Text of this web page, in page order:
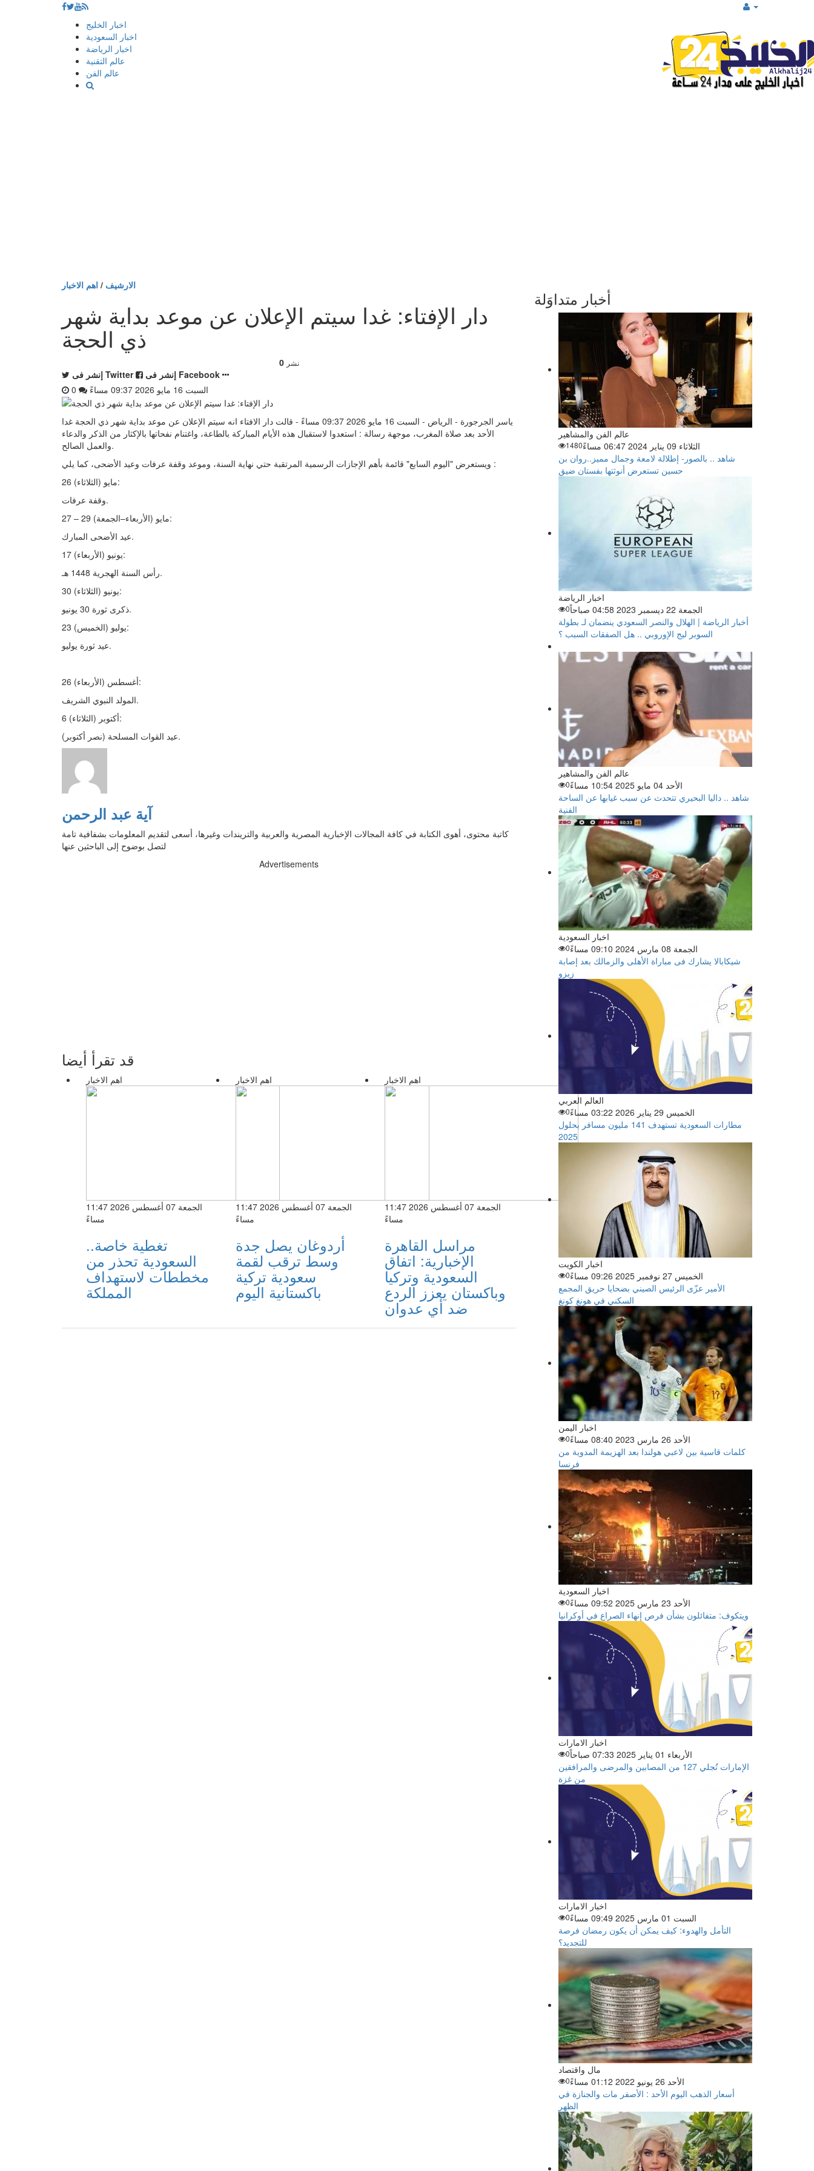
إذهب
المحتوى
اخبار الخليج
اخبار السعودية
اخبار الرياضة
عالم التقنية
عالم الفن
الارشيف / اهم الاخبار
دار الإفتاء: غدا سيتم الإعلان عن موعد بداية شهر
ذي الحجة
0 نشر
إنشر فى Twitter
إنشر فى Facebook
السبت 16 مايو 2026 09:37 مساءً
ياسر الجرجورة - الرياض - السبت 16 مايو 2026 09:37 مساءً - قالت دار الافتاء انه سيتم الإعلان عن موعد بداية شهر ذي الحجة غدا
الأحد بعد صلاة المغرب، موجهة رسالة : استعدوا لاستقبال هذه الأيام المباركة بالطاعة، واغتنام نفحاتها بالإكثار من الذكر والدعاء
والعمل الصالح.
ويستعرض "اليوم السابع" قائمة بأهم الإجازات الرسمية المرتقبة حتي نهاية السنة، وموعد وقفة عرفات وعيد الأضحى، كما يلي :
26 مايو (الثلاثاء):
وقفة عرفات.
27 – 29 مايو (الأربعاء–الجمعة):
عيد الأضحى المبارك.
17 يونيو (الأربعاء):
رأس السنة الهجرية 1448 هـ.
30 يونيو (الثلاثاء):
ذكرى ثورة 30 يونيو.
23 يوليو (الخميس):
عيد ثورة يوليو.
26 أغسطس (الأربعاء):
المولد النبوي الشريف.
6 أكتوبر (الثلاثاء):
عيد القوات المسلحة (نصر أكتوبر).
آية عبد الرحمن
كاتبة محتوى، أهوى الكتابة في كافة المجالات الإخبارية المصرية والعربية والتريندات وغيرها، أسعى لتقديم المعلومات بشفافية تامة
لتصل بوضوح إلى الباحثين عنها
Advertisements
قد تقرأ أيضا
اهم الاخبار
الجمعة 07 أغسطس 2026 11:47
مساءً
تغطية خاصة..
السعودية تحذر من
مخططات لاستهداف
المملكة
اهم الاخبار
الجمعة 07 أغسطس 2026 11:47
مساءً
أردوغان يصل جدة
وسط ترقب لقمة
سعودية تركية
باكستانية اليوم
اهم الاخبار
الجمعة 07 أغسطس 2026 11:47
مساءً
مراسل القاهرة
الإخبارية: اتفاق
السعودية وتركيا
وباكستان يعزز الردع
ضد أي عدوان
أخبار متداوَلة
عالم الفن والمشاهير
الثلاثاء 09 يناير 2024 06:47 مساءً
1480
شاهد .. بالصور- إطلالة لامعة وجمال مميز..روان بن
حسين تستعرض أنوثتها بفستان ضيق
اخبار الرياضة
الجمعة 22 ديسمبر 2023 04:58 صباحاً
0
أخبار الرياضة | الهلال والنصر السعودي ينضمان لـ بطولة
السوبر ليج الإوروبي .. هل الصفقات السبب ؟
عالم الفن والمشاهير
الأحد 04 مايو 2025 10:54 مساءً
0
شاهد .. داليا البحيري تتحدث عن سبب غيابها عن الساحة
الفنية
اخبار السعودية
الجمعة 08 مارس 2024 09:10 مساءً
0
شيكابالا يشارك فى مباراة الأهلى والزمالك بعد إصابة
زيزو
العالم العربي
الخميس 29 يناير 2026 03:22 مساءً
0
مطارات السعودية تستهدف 141 مليون مسافر بحلول
2025
اخبار الكويت
الخميس 27 نوفمبر 2025 09:26 مساءً
0
الأمير عزّى الرئيس الصيني بضحايا حريق المجمع
السكني في هونغ كونغ
اخبار اليمن
الأحد 26 مارس 2023 08:40 مساءً
0
كلمات قاسية بين لاعبي هولندا بعد الهزيمة المدوية من
فرنسا
اخبار السعودية
الأحد 23 مارس 2025 09:52 مساءً
0
ويتكوف: متفائلون بشأن فرص إنهاء الصراع في أوكرانيا
اخبار الامارات
الأربعاء 01 يناير 2025 07:33 صباحاً
0
الإمارات تُجلي 127 من المصابين والمرضى والمرافقين
من غزة
اخبار الامارات
السبت 01 مارس 2025 09:49 مساءً
0
التأمل والهدوء: كيف يمكن أن يكون رمضان فرصة
للتجديد؟
مال واقتصاد
الأحد 26 يونيو 2022 01:12 مساءً
0
أسعار الذهب اليوم الأحد : الأصفر مات والجنازة في
الظهر